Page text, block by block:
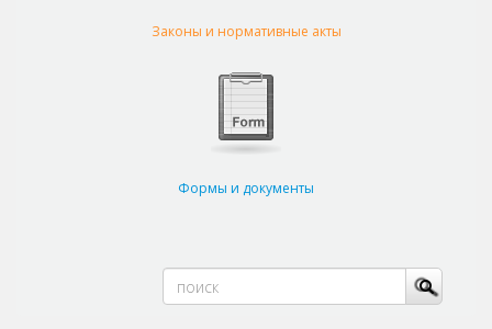
Законы и нормативные акты
Формы и документы